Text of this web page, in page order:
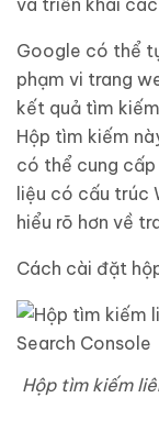
Google có thể
phạm vi trang
kết quả tìm
Hộp tìm kiếm
có thể cung
liệu có cấu trúc
hiểu rõ hơn về
Cách cài đặt
Hộp tìm kiếm